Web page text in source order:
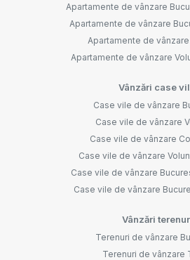
Apartamente de vânzare
Apartamente de vânzare
Apartamente de vânzare
Apartamente de vânzare
Vânzări case
Case vile de vânzare
Case vile de vânzare
Case vile de vânzare
Case vile de vânzare
Case vile de vânzare
Case vile de vânzare
Vânzări
Terenuri de vânzare
Terenuri de vânzare